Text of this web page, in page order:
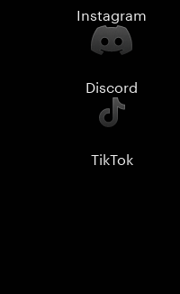
Instagram
Discord
TikTok